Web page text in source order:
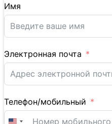
Имя
Электронная почта
Телефон/мобильный